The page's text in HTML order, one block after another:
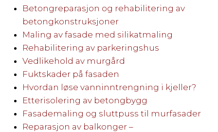
Betongreparasjon og rehabilitering av
betongkonstruksjoner
Maling av fasade med silikatmaling
Rehabilitering av parkeringshus
Vedlikehold av murgård
Fuktskader på fasaden
Hvordan løse vanninntrengning i kjeller?
Etterisolering av betongbygg
Fasademaling og sluttpuss til murfasader
Reparasjon av balkonger –